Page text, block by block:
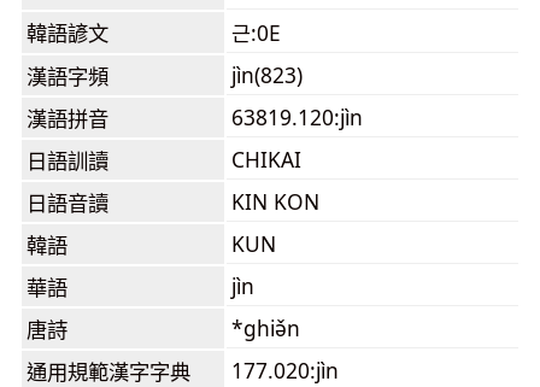
韓語諺文
근:0E
漢語字頻
jìn(823)
漢語拼音
63819.120:jìn
日語訓讀
CHIKAI
日語音讀
KIN KON
韓語
KUN
華語
jìn
唐詩
*ghiə̌n
通用規範漢字字典
177.020:jìn